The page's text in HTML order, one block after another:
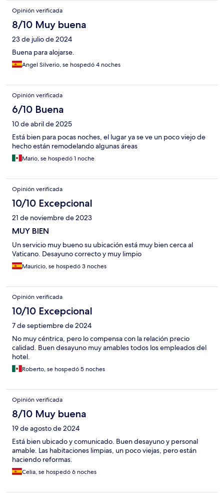
Opinión verificada
8/10 Muy buena
23 de julio de 2024
Buena para alojarse.
Angel Silverio, se hospedó 4 noches
Opinión verificada
6/10 Buena
10 de abril de 2025
Está bien para pocas noches, el lugar ya se ve un poco viejo de
hecho están remodelando algunas áreas
Mario, se hospedó 1 noche
Opinión verificada
10/10 Excepcional
21 de noviembre de 2023
MUY BIEN
Un servicio muy bueno su ubicación está muy bien cerca al
Vaticano. Desayuno correcto y muy limpio
Mauricio, se hospedó 3 noches
Opinión verificada
10/10 Excepcional
7 de septiembre de 2024
No muy céntrica, pero lo compensa con la relación precio
calidad. Buen desayuno muy amables todos los empleados del
hotel.
Roberto, se hospedó 5 noches
Opinión verificada
8/10 Muy buena
19 de agosto de 2024
Está bien ubicado y comunicado. Buen desayuno y personal
amable. Las habitaciones limpias, un poco viejas, pero están
haciendo reformas.
Celia, se hospedó 6 noches